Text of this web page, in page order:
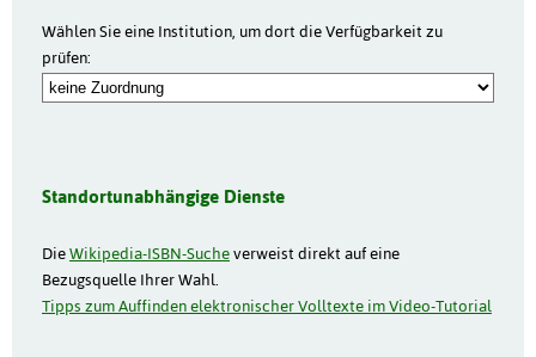
Wählen Sie eine Institution, um dort die Verfügbarkeit zu
prüfen:
Standortunabhängige Dienste
DieWikipedia-ISBN-Sucheverweist direkt auf eine
Bezugsquelle Ihrer Wahl.
Tipps zum Auffinden elektronischer Volltexte im Video-Tutorial